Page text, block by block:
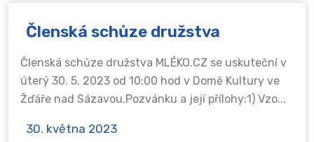
Členská schůze družstva
Členská schůze družstva MLÉKO.CZ se uskuteční v
úterý 30. 5. 2023 od 10:00 hod v Domě Kultury ve
Žďáře nad Sázavou.Pozvánku a její přílohy:1) Vzo...
30. května 2023